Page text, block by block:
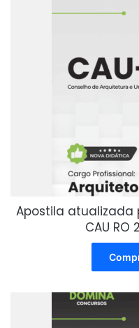
Apostila atualizada
CAU